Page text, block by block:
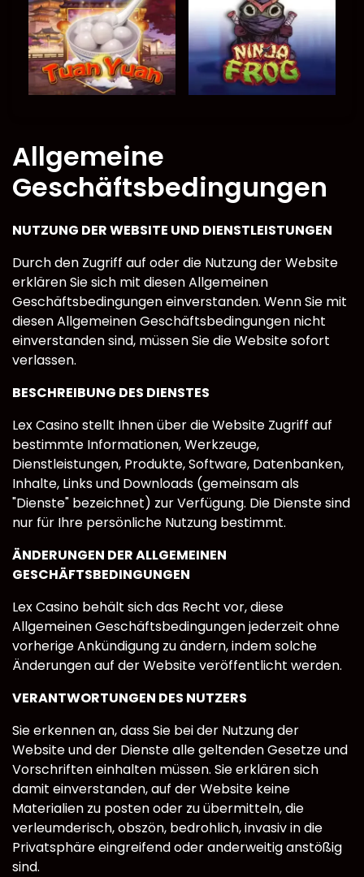
Allgemeine
Geschäftsbedingungen
NUTZUNG DER WEBSITE UND DIENSTLEISTUNGEN
Durch den Zugriff auf oder die Nutzung der Website
erklären Sie sich mit diesen Allgemeinen
Geschäftsbedingungen einverstanden. Wenn Sie mit
diesen Allgemeinen Geschäftsbedingungen nicht
einverstanden sind, müssen Sie die Website sofort
verlassen.
BESCHREIBUNG DES DIENSTES
Lex Casino stellt Ihnen über die Website Zugriff auf
bestimmte Informationen, Werkzeuge,
Dienstleistungen, Produkte, Software, Datenbanken,
Inhalte, Links und Downloads (gemeinsam als
"Dienste" bezeichnet) zur Verfügung. Die Dienste sind
nur für Ihre persönliche Nutzung bestimmt.
ÄNDERUNGEN DER ALLGEMEINEN
GESCHÄFTSBEDINGUNGEN
Lex Casino behält sich das Recht vor, diese
Allgemeinen Geschäftsbedingungen jederzeit ohne
vorherige Ankündigung zu ändern, indem solche
Änderungen auf der Website veröffentlicht werden.
VERANTWORTUNGEN DES NUTZERS
Sie erkennen an, dass Sie bei der Nutzung der
Website und der Dienste alle geltenden Gesetze und
Vorschriften einhalten müssen. Sie erklären sich
damit einverstanden, auf der Website keine
Materialien zu posten oder zu übermitteln, die
verleumderisch, obszön, bedrohlich, invasiv in die
Privatsphäre eingreifend oder anderweitig anstößig
sind.